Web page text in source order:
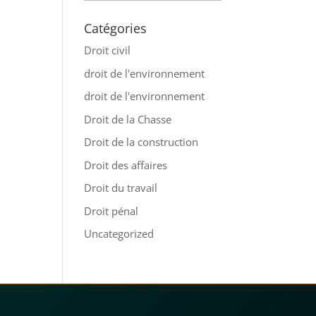
Catégories
Droit civil
droit de l'environnement
droit de l'environnement
Droit de la Chasse
Droit de la construction
Droit des affaires
Droit du travail
Droit pénal
Uncategorized